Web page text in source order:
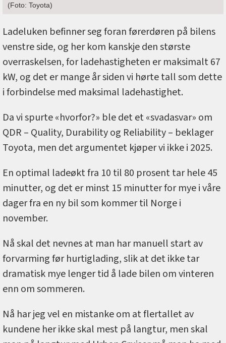
(Foto: Toyota)
Ladeluken befinner seg foran førerdøren på bilens
venstre side, og her kom kanskje den største
overraskelsen, for ladehastigheten er maksimalt 67
kW, og det er mange år siden vi hørte tall som dette
i forbindelse med maksimal ladehastighet.
Da vi spurte «hvorfor?» ble det et «svadasvar» om
QDR – Quality, Durability og Reliability – beklager
Toyota, men det argumentet kjøper vi ikke i 2025.
En optimal ladeøkt fra 10 til 80 prosent tar hele 45
minutter, og det er minst 15 minutter for mye i våre
dager fra en ny bil som kommer til Norge i
november.
Nå skal det nevnes at man har manuell start av
forvarming før hurtiglading, slik at det ikke tar
dramatisk mye lenger tid å lade bilen om vinteren
enn om sommeren.
Nå har jeg vel en mistanke om at flertallet av
kundene her ikke skal mest på langtur, men skal